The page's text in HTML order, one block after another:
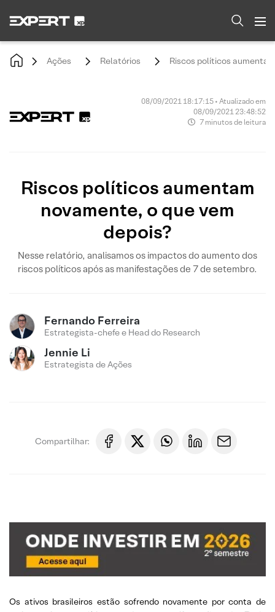
Ações Relatórios Riscos políticos
08/09/2021 18:17:15 • Atualizado em
08/09/2021 23:48:52
7 minutos de leitura
Riscos políticos aumentam
novamente, o que vem
depois?
Nesse relatório, analisamos os impactos do aumento dos
riscos políticos após as manifestações de 7 de setembro.
Fernando Ferreira
Estrategista-chefe e Head do Research
Jennie Li
Estrategista de Ações
Compartilhar:
Os ativos brasileiros estão sofrendo novamente por conta de